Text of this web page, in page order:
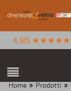
4,9/5 ★★★★★
Home Prodotti